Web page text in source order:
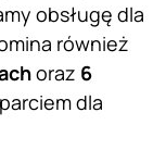
obsługę dla
również
oraz 6
dla